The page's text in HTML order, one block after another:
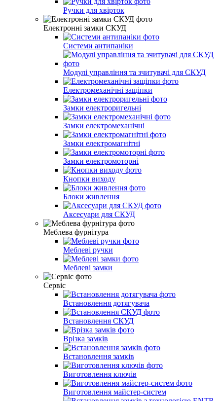
Ручки для хвірток
Електронні замки СКУД
Системи антипаніки
Модулі управління та зчитувачі для СКУД
Електромеханічні защіпки
Замки електроригельні
Замки електромеханічні
Замки електромагнітні
Замки електромоторні
Кнопки виходу
Блоки живлення
Аксесуари для СКУД
Меблева фурнітура
Меблеві ручки
Меблеві замки
Сервіс
Встановлення дотягувача
Встановлення СКУД
Врізка замків
Встановлення замків
Виготовлення ключів
Виготовлення майстер-систем